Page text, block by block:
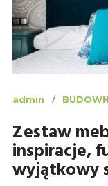
admin
Zestaw
inspiracje,
wyjątkowy